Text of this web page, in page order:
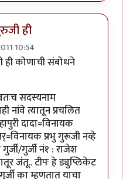
ही
10:54
ब-याच शंकाby
कोणाची संबोधने
सदस्यनाम
नांवे त्यातून प्रचलित
दादा=विनायक
प्रभु गुरूजी नव्हे
गुर्जी नं१ : राजेश
जंतू.. टीपः हे ड्युप्लिकेट
का म्हणतात याचा